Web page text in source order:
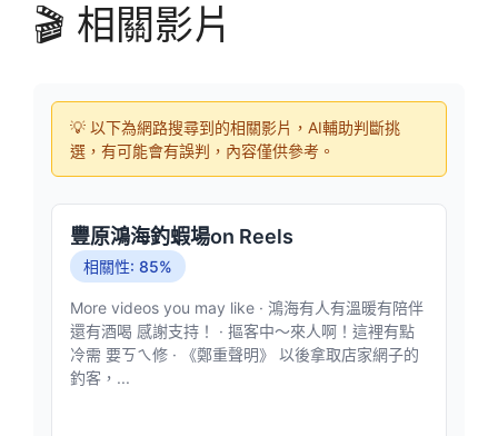
🎬 相關影片
💡 以下為網路搜尋到的相關影片，AI輔助判斷挑
選，有可能會有誤判，內容僅供參考。
豐原鴻海釣蝦場on Reels
相關性: 85%
More videos you may like · 鴻海有人有溫暖有陪伴
還有酒喝 感謝支持！ · 摳客中～來人啊！這裡有點
冷需 要ㄎㄟ修 · 《鄭重聲明》 以後拿取店家網子的
釣客，...